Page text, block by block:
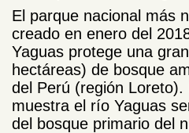
El parque nacional más
creado en enero del
Yaguas protege una
hectáreas) de bosque
del Perú (región Loreto).
muestra el río Yaguas
del bosque primario del